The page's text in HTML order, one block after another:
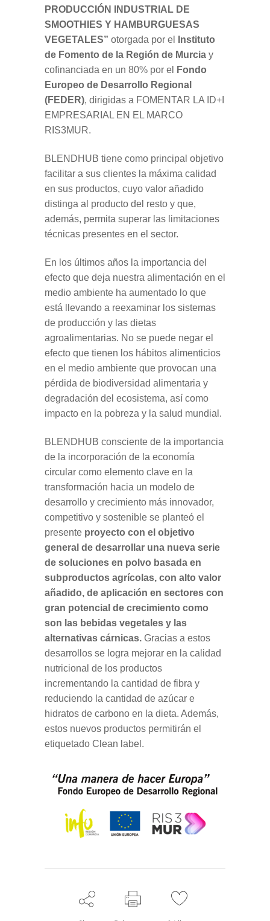
PRODUCCIÓN INDUSTRIAL DE
SMOOTHIES Y HAMBURGUESAS
VEGETALES” otorgada por el
Instituto
de Fomento de la Región de Murcia y
cofinanciada en un 80% por el
Fondo
Europeo de Desarrollo Regional
(FEDER), dirigidas a FOMENTAR LA ID+I
EMPRESARIAL EN EL MARCO
RIS3MUR.
BLENDHUB tiene como principal objetivo
facilitar a sus clientes la máxima calidad
en sus productos, cuyo valor añadido
distinga al producto del resto y que,
además, permita superar las limitaciones
técnicas presentes en el sector.
En los últimos años la importancia del
efecto que deja nuestra alimentación en el
medio ambiente ha aumentado lo que
está llevando a reexaminar los sistemas
de producción y las dietas
agroalimentarias. No se puede negar el
efecto que tienen los hábitos alimenticios
en el medio ambiente que provocan una
pérdida de biodiversidad alimentaria y
degradación del ecosistema, así como
impacto en la pobreza y la salud mundial.
BLENDHUB consciente de la importancia
de la incorporación de la economía
circular como elemento clave en la
transformación hacia un modelo de
desarrollo y crecimiento más innovador,
competitivo y sostenible se planteó el
presente proyecto con el objetivo
general de desarrollar una nueva serie
de soluciones en polvo basada en
subproductos agrícolas, con alto valor
añadido, de aplicación en sectores con
gran potencial de crecimiento como
son las bebidas vegetales y las
alternativas cárnicas. Gracias a estos
desarrollos se logra mejorar en la calidad
nutricional de los productos
incrementando la cantidad de fibra y
reduciendo la cantidad de azúcar e
hidratos de carbono en la dieta. Además,
estos nuevos productos permitirán el
etiquetado Clean label.